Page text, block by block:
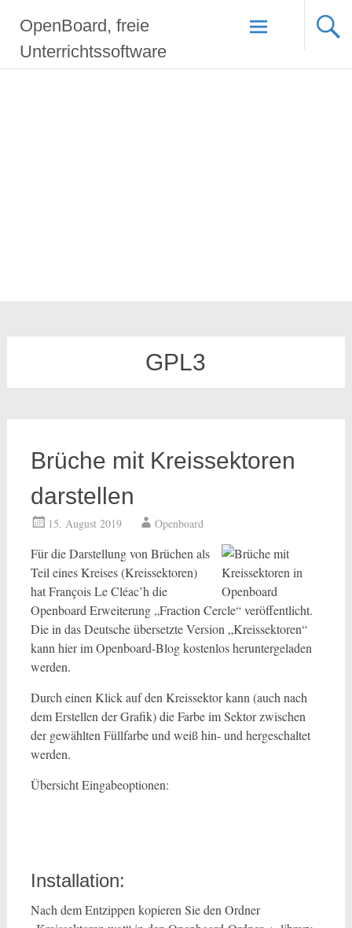
Inhalt
springen
OpenBoard, freie
Unterrichtssoftware
GPL3
Brüche mit Kreissektoren
darstellen
15. August 2019 Openboard
Für die Darstellung von Brüchen als
Teil eines Kreises (Kreissektoren)
hat François Le Cléac’h die
Openboard Erweiterung „Fraction Cercle“ veröffentlicht.
Die in das Deutsche übersetzte Version „Kreissektoren“
kann hier im Openboard-Blog kostenlos heruntergeladen
werden.
Durch einen Klick auf den Kreissektor kann (auch nach
dem Erstellen der Grafik) die Farbe im Sektor zwischen
der gewählten Füllfarbe und weiß hin- und hergeschaltet
werden.
Übersicht Eingabeoptionen:
Installation:
Nach dem Entzippen kopieren Sie den Ordner